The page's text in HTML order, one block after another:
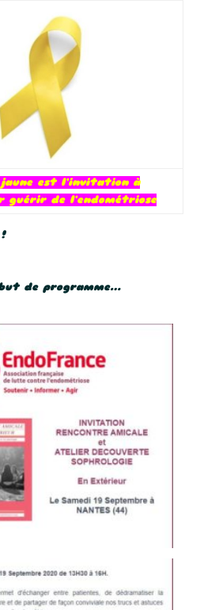
est l’invitation à
guérir de l’endométriose
début de programme…